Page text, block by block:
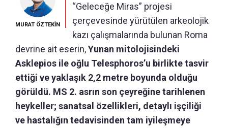
MURAT ÖZTEKİN
“Geleceğe Miras” projesi
çerçevesinde yürütülen arkeolojik
kazı çalışmalarında bulunan Roma
devrine ait eserin,Yunan mitolojisindeki
Asklepios ile oğlu Telesphoros’u birlikte tasvir
ettiği ve yaklaşık 2,2 metre boyunda olduğu
görüldü. MS 2. asrın son çeyreğine tarihlenen
heykeller; sanatsal özellikleri, detaylı işçiliği
ve hastalığın tedavisinden tam iyileşmeye